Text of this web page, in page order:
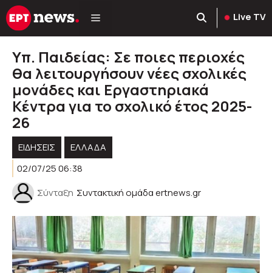
Μετάβαση
σε
Live TV
Υπ. Παιδείας: Σε ποιες περιοχές
θα λειτουργήσουν νέες σχολικές
μονάδες και Εργαστηριακά
Κέντρα για το σχολικό έτος 2025-
26
ΕΙΔΗΣΕΙΣ
ΕΛΛΑΔΑ
02/07/25 06:38
Σύνταξη Συντακτική ομάδα ertnews.gr